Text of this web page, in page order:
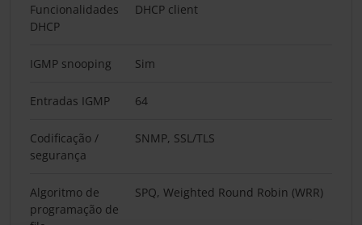
Funcionalidades
DHCP
DHCP client
IGMP snooping Sim
Entradas IGMP 64
Codificação /
segurança
SNMP, SSL/TLS
Algoritmo de
programação de
SPQ, Weighted Round Robin (WRR)